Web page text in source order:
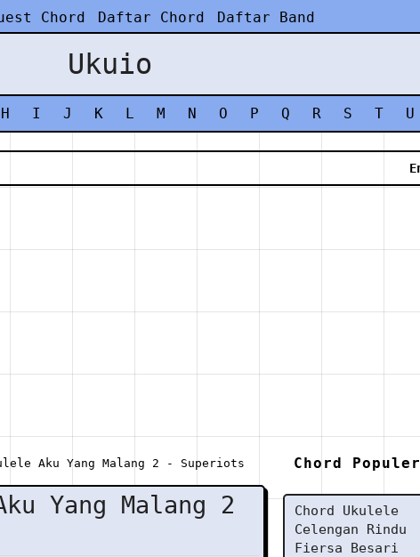
Chord Daftar Chord Daftar Band
Ukuio
H I J K L M N O P Q R S T U
Aku Yang Malang 2 - Superiots
Yang Malang 2
Chord Populer
Chord Ukulele
Celengan Rindu
Fiersa Besari